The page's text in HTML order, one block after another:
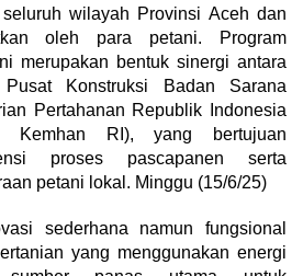
wilayah Provinsi Aceh dan
oleh para petani. Program
merupakan bentuk sinergi antara
Konstruksi Badan Sarana
Pertahanan Republik Indonesia
Kemhan RI), yang bertujuan
proses pascapanen serta
petani lokal. Minggu (15/6/25)
sederhana namun fungsional
yang menggunakan energi